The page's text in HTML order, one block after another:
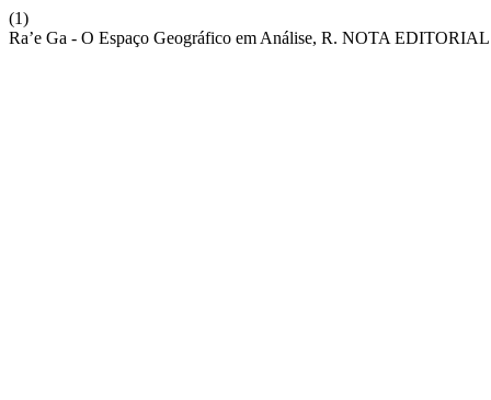
(1)
Ra’e Ga - O Espaço Geográfico em Análise, R. NOTA